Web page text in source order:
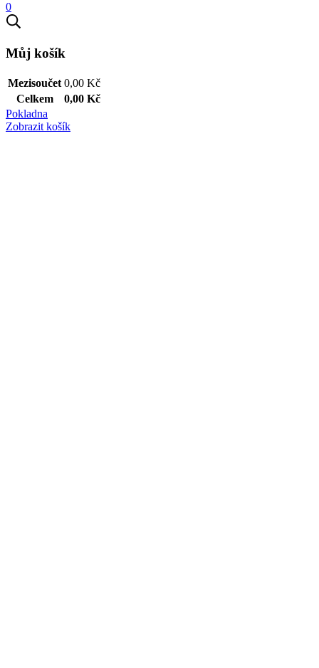
0
Můj košík
Mezisoučet 0,00 Kč
Celkem
0,00 Kč
Pokladna
Zobrazit košík